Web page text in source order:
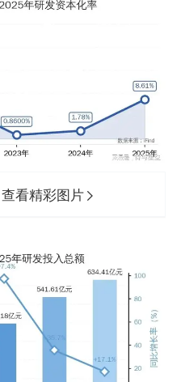
看精彩图片